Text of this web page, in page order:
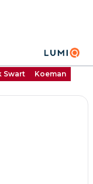
Swart
Koeman